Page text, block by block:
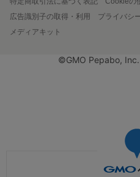
広告識別子の取得・利用
プライバシ
メディアキット
©GMO Pepabo,